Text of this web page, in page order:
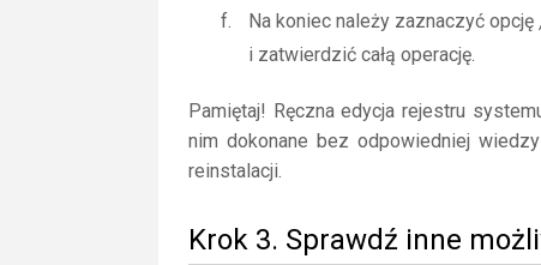
Na koniec należy zaznaczyć opcję
i zatwierdzić całą operację.
Pamiętaj! Ręczna edycja rejestru
nim dokonane bez odpowiedniej
reinstalacji.
Krok 3. Sprawdź inne